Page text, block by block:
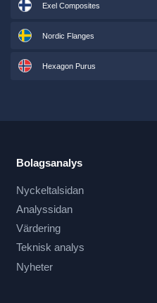
Exel Composites
Nordic Flanges
Hexagon Purus
Bolagsanalys
Nyckeltalsidan
Analyssidan
Värdering
Teknisk analys
Nyheter